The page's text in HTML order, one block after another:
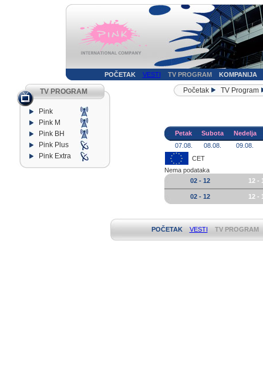
POČETAK VESTI TV PROGRAM KOMPANIJA
TV PROGRAM
Pink
Pink M
Pink BH
Pink Plus
Pink Extra
Početak TV Program
Petak Subota
Nedelja
07.08.
08.08.
09.08.
CET
Nema podataka
02 - 12
12 -
02 - 12 12 -
POČETAK VESTI TV PROGRAM